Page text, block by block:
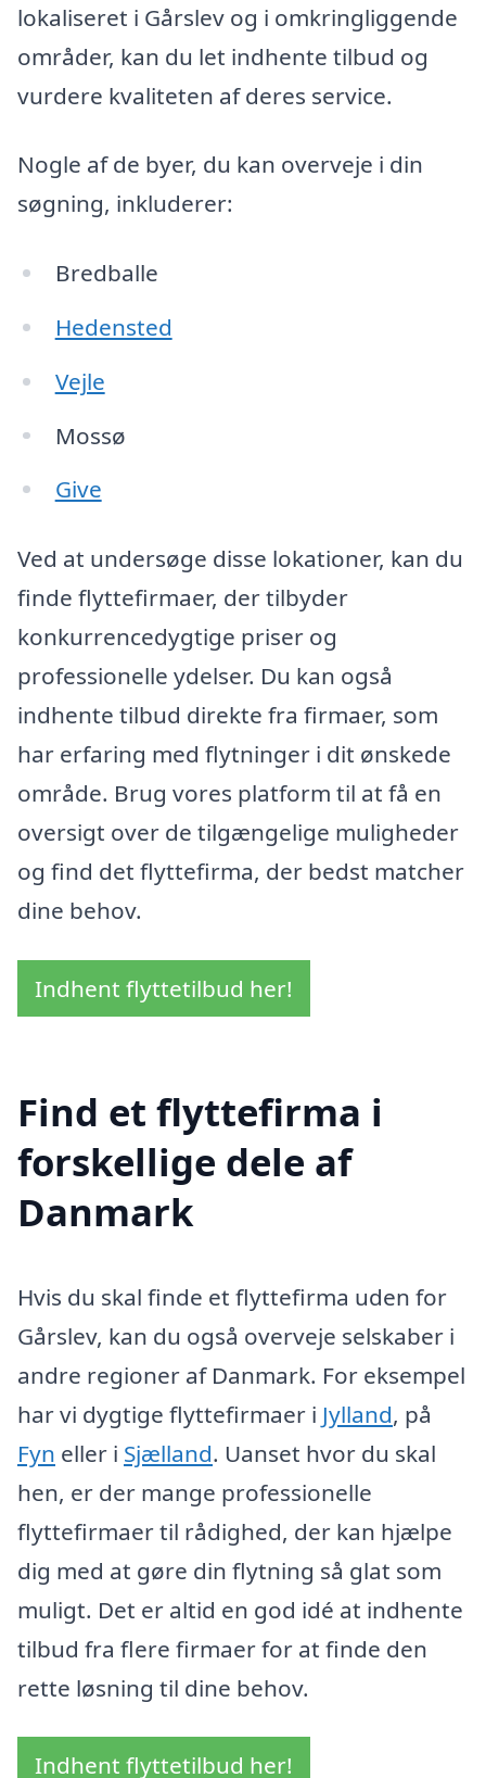
lokaliseret i Gårslev og i omkringliggende
områder, kan du let indhente tilbud og
vurdere kvaliteten af deres service.
Nogle af de byer, du kan overveje i din
søgning, inkluderer:
Bredballe
Hedensted
Vejle
Mossø
Give
Ved at undersøge disse lokationer, kan du
finde flyttefirmaer, der tilbyder
konkurrencedygtige priser og
professionelle ydelser. Du kan også
indhente tilbud direkte fra firmaer, som
har erfaring med flytninger i dit ønskede
område. Brug vores platform til at få en
oversigt over de tilgængelige muligheder
og find det flyttefirma, der bedst matcher
dine behov.
Indhent flyttetilbud her!
Find et flyttefirma i
forskellige dele af
Danmark
Hvis du skal finde et flyttefirma uden for
Gårslev, kan du også overveje selskaber i
andre regioner af Danmark. For eksempel
har vi dygtige flyttefirmaer i Jylland, på
Fyn eller i Sjælland. Uanset hvor du skal
hen, er der mange professionelle
flyttefirmaer til rådighed, der kan hjælpe
dig med at gøre din flytning så glat som
muligt. Det er altid en god idé at indhente
tilbud fra flere firmaer for at finde den
rette løsning til dine behov.
Indhent flyttetilbud her!